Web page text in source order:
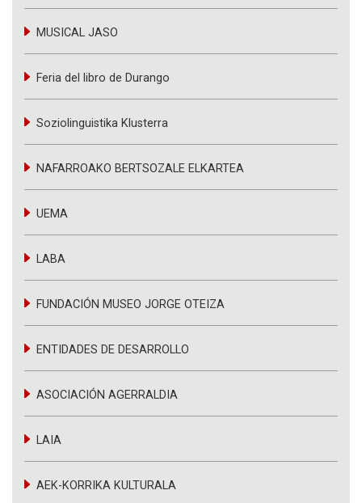
MUSICAL JASO
Feria del libro de Durango
Soziolinguistika Klusterra
NAFARROAKO BERTSOZALE ELKARTEA
UEMA
LABA
FUNDACIÓN MUSEO JORGE OTEIZA
ENTIDADES DE DESARROLLO
ASOCIACIÓN AGERRALDIA
LAIA
AEK-KORRIKA KULTURALA